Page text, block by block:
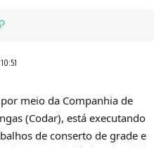
meio da Companhia de
(Codar), está executando
de conserto de grade e